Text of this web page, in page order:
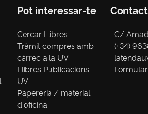
Pot interessar-te
Cercar Llibres
Tràmit compres amb
càrrec a la UV
Llibres Publicacions
UV
Papereria / material
d'oficina
C/
(+34)